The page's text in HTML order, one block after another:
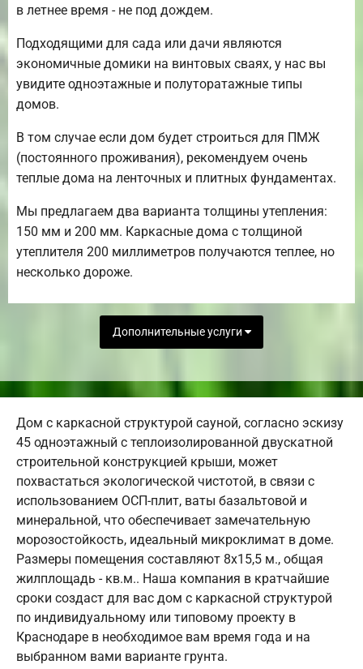
в летнее время - не под дождем.
Подходящими для сада или дачи являются
экономичные домики на винтовых сваях, у нас вы
увидите одноэтажные и полуторатажные типы
домов.
В том случае если дом будет строиться для ПМЖ
(постоянного проживания), рекомендуем очень
теплые дома на ленточных и плитных фундаментах.
Мы предлагаем два варианта толщины утепления:
150 мм и 200 мм. Каркасные дома с толщиной
утеплителя 200 миллиметров получаются теплее, но
несколько дороже.
Дополнительные услуги
Дом с каркасной структурой сауной, согласно эскизу
45 одноэтажный с теплоизолированной двускатной
строительной конструкцией крыши, может
похвастаться экологической чистотой, в связи с
использованием ОСП-плит, ваты базальтовой и
минеральной, что обеспечивает замечательную
морозостойкость, идеальный микроклимат в доме.
Размеры помещения составляют 8х15,5 м., общая
жилплощадь - кв.м.. Наша компания в кратчайшие
сроки создаст для вас дом с каркасной структурой
по индивидуальному или типовому проекту в
Краснодаре в необходимое вам время года и на
выбранном вами варианте грунта.